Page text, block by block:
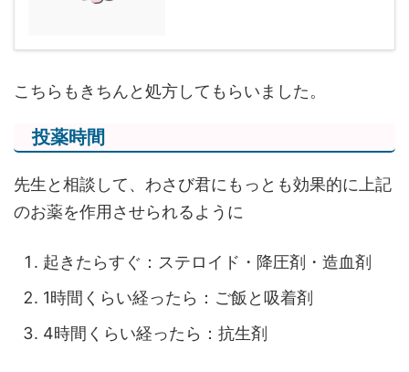
こちらもきちんと処方してもらいました。
投薬時間
先生と相談して、わさび君にもっとも効果的に上記
のお薬を作用させられるように
起きたらすぐ：ステロイド・降圧剤・造血剤
1時間くらい経ったら：ご飯と吸着剤
4時間くらい経ったら：抗生剤